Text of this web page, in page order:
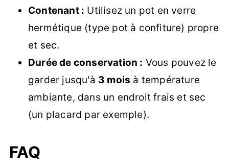
Contenant : Utilisez un pot en verre
hermétique (type pot à confiture) propre
et sec.
Durée de conservation : Vous pouvez le
garder jusqu'à 3 mois à température
ambiante, dans un endroit frais et sec
(un placard par exemple).
FAQ